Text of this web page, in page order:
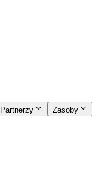
Partnerzy​​
Zasoby​​